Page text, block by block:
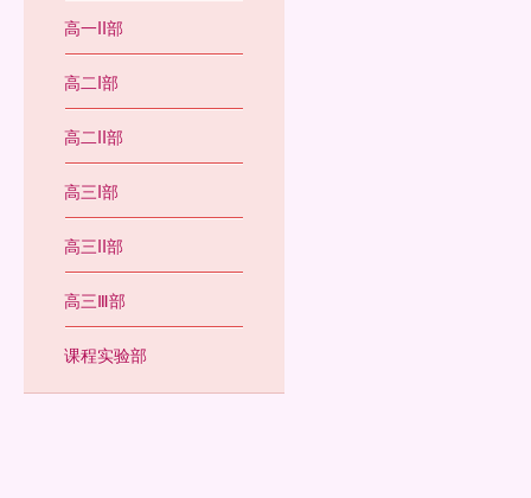
高一II部
高二I部
高二II部
高三I部
高三II部
高三Ⅲ部
课程实验部